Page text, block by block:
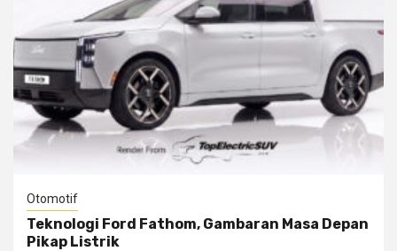
Otomotif
Teknologi Ford Fathom, Gambaran Masa Depan
Pikap Listrik